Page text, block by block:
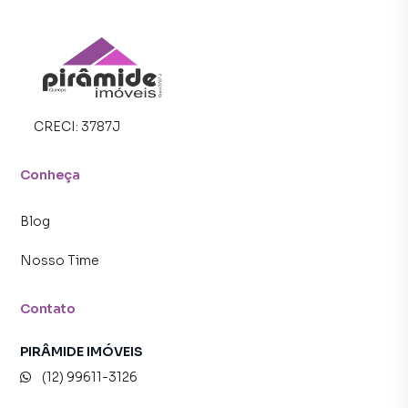
CRECI: 3787J
Conheça
Blog
Nosso Time
Contato
PIRÂMIDE IMÓVEIS
(12) 99611-3126